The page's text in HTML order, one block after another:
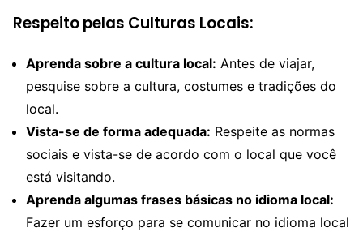
Respeito pelas Culturas Locais:
Aprenda sobre a cultura local: Antes de viajar,
pesquise sobre a cultura, costumes e tradições do
local.
Vista-se de forma adequada: Respeite as normas
sociais e vista-se de acordo com o local que você
está visitando.
Aprenda algumas frases básicas no idioma local:
Fazer um esforço para se comunicar no idioma local